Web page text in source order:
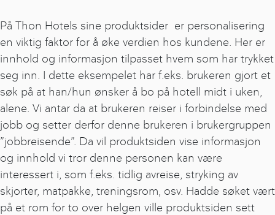
På Thon Hotels sine produktsider er personalisering
en viktig faktor for å øke verdien hos kundene. Her er
innhold og informasjon tilpasset hvem som har trykket
seg inn. I dette eksempelet har f.eks. brukeren gjort et
søk på at han/hun ønsker å bo på hotell midt i uken,
alene. Vi antar da at brukeren reiser i forbindelse med
jobb og setter derfor denne brukeren i brukergruppen
”jobbreisende”. Da vil produktsiden vise informasjon
og innhold vi tror denne personen kan være
interessert i, som f.eks. tidlig avreise, stryking av
skjorter, matpakke, treningsrom, osv. Hadde søket vært
på et rom for to over helgen ville produktsiden sett